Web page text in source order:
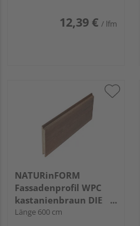
12,39 € / lfm
NATURinFORM
Fassadenprofil WPC
kastanienbraun DIE
GESTALTENDE -
Länge 600 cm